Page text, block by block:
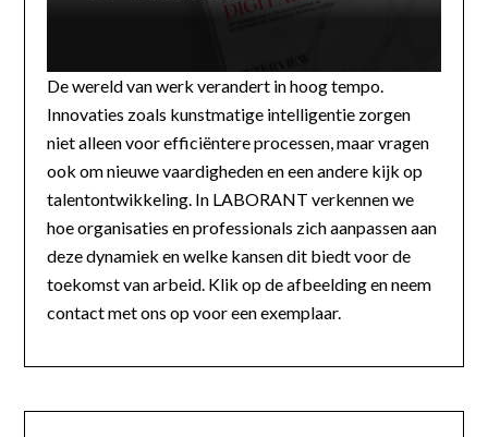
De wereld van werk verandert in hoog tempo.
Innovaties zoals kunstmatige intelligentie zorgen
niet alleen voor efficiëntere processen, maar vragen
ook om nieuwe vaardigheden en een andere kijk op
talentontwikkeling. In LABORANT verkennen we
hoe organisaties en professionals zich aanpassen aan
deze dynamiek en welke kansen dit biedt voor de
toekomst van arbeid. Klik op de afbeelding en neem
contact met ons op voor een exemplaar.